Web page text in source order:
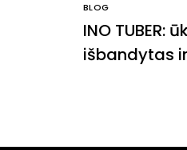
BLOG
INO TUBER:
išbandytas